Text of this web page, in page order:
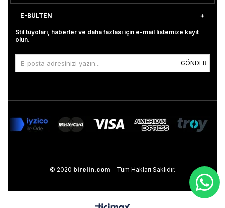
E-BÜLTEN
Stil tüyoları, haberler ve daha fazlası için e-mail listemize kayıt
olun.
GÖNDER
© 2020 birelin.com - Tüm Hakları Saklıdır.